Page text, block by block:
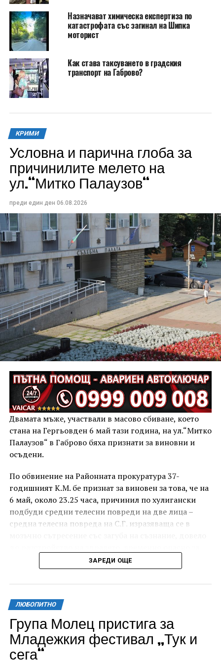
Назначават химическа експертиза по
катастрофата със загинал на Шипка
моторист
Как става таксуването в градския
транспорт на Габрово?
КРИМИ
Условна и парична глоба за
причинилите мелето на
ул.“Митко Палаузов“
преди един ден 06.08.2026
Двамата мъже, участвали в масово сбиване, което
стана на Гергьовден 6 май тази година, на ул.“Митко
Палаузов“ в Габрово бяха признати за виновни и
осъдени.
По обвинение на Районната прокуратура 37-
годишният К.М. бе признат за виновен за това, че на
6 май, около 23.25 часа, причинил по хулигански
подбуди средни телесни повреди на две лица –
средна телесна повреда на С.Г. изразяваща се в
живота, и лека телесна повреда на Х.С., която бе с
порезна рана на петия пръст на дясната ръка,
довела до разстройство на здравето, неопасно за
За извършеното престъпление 37-годишният бе
осъден с наложено наказание 1 година и 8 месеца
лишаване от свобода, чието изпълнение бб отложено
за срок от 4 години и 6 месеца.
ЗАРЕДИ ОЩЕ
ЛЮБОПИТНО
Група Молец пристига за
Младежкия фестивал „Тук и
сега“